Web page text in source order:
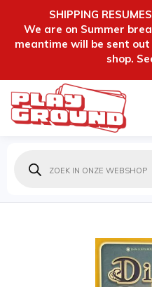
SHIPPING
We are on Summer
meantime will be sent
shop.
zoeken